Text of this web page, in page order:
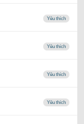
Yêu thích
Yêu thích
Yêu thích
Yêu thích